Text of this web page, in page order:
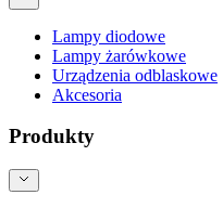
Lampy diodowe
Lampy żarówkowe
Urządzenia odblaskowe
Akcesoria
Produkty